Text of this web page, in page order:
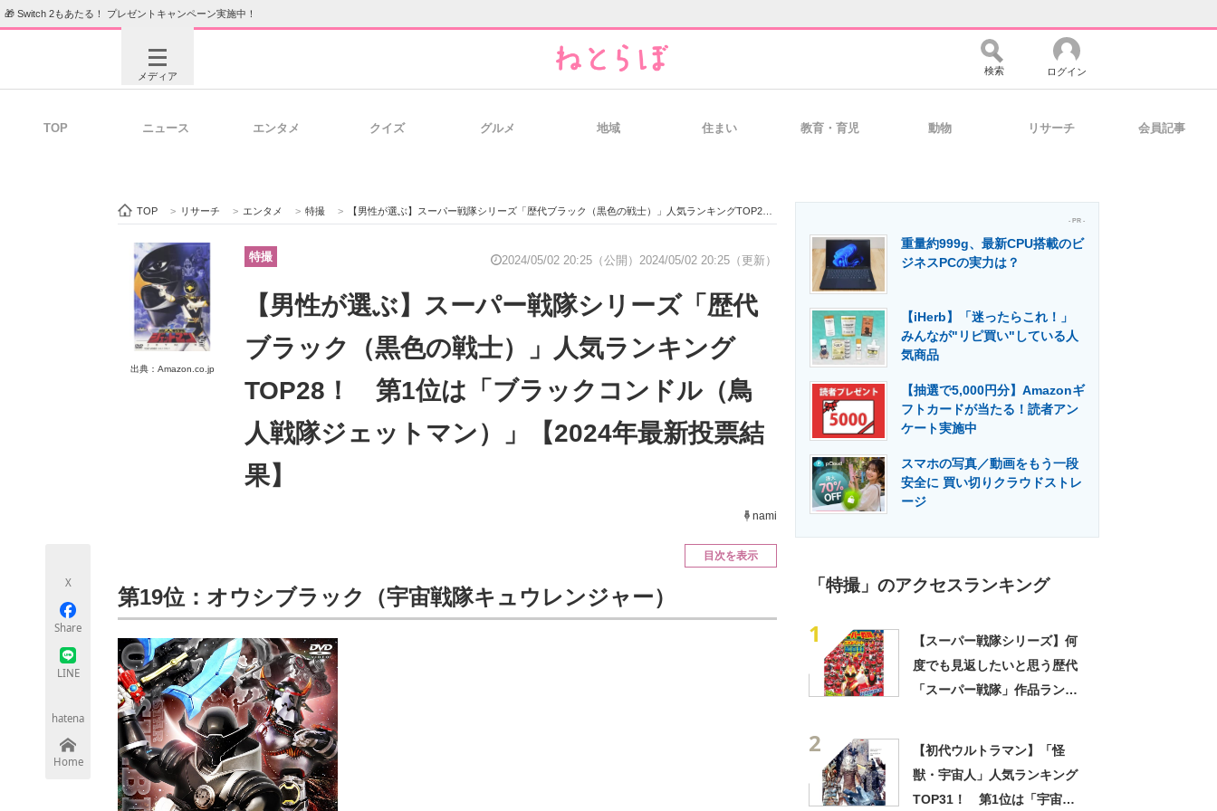
🎁 Switch 2もあたる！ プレゼントキャンペーン実施中！
メディア
ビジネスと働き方のヒント 経営リーダーのコミュニティ マーケ×ITの今がよく分かる
ITエンジニア向け専門サイト 企業向けIT製品の総合サイト 製造業のIT導入・活用を支援
モノづくり技術者専門サイト 電子設計の基本と応用 エネルギーの専門メディア 建設×テクノロジーの最前線
検索 ログイン
TOP ニュース エンタメ クイズ グルメ 地域 住まい 教育・育児 動物 リサーチ 会員記事
TOP > リサーチ > エンタメ > 特撮 > 【男性が選ぶ】スーパー戦隊シリーズ「歴代ブラック（黒色の戦士）」人気ランキングTOP28！ 第1位は「ブラックコンドル（鳥人戦隊ジェットマン）」【2024年最新投票結果】
出典：Amazon.co.jp
特撮 2024/05/02 20:25（公開） 2024/05/02 20:25（更新）
【男性が選ぶ】スーパー戦隊シリーズ「歴代
ブラック（黒色の戦士）」人気ランキング
TOP28！ 第1位は「ブラックコンドル（鳥
人戦隊ジェットマン）」【2024年最新投票結
果】
nami
X
Share
LINE
hatena
Home
目次を表示
第19位：オウシブラック（宇宙戦隊キュウレンジャー）
- PR -
重量約999g、最新CPU搭載のビ
ジネスPCの実力は？
【iHerb】「迷ったらこれ！」
みんなが"リピ買い"している人
気商品
【抽選で5,000円分】Amazonギ
フトカードが当たる！読者アン
ケート実施中
スマホの写真／動画をもう一段
安全に 買い切りクラウドストレ
ージ
「特撮」のアクセスランキング
1
【スーパー戦隊シリーズ】何
度でも見返したいと思う歴代
「スーパー戦隊」作品ランキ
2
【初代ウルトラマン】「怪
獣・宇宙人」人気ランキング
TOP31！ 第1位は「宇宙忍